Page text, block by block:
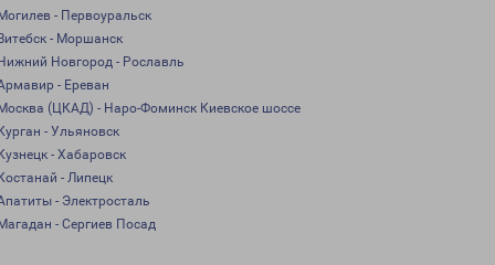
- Первоуральск
- Моршанск
Новгород - Рославль
- Ереван
(ЦКАД) - Наро-Фоминск Киевское шоссе
- Ульяновск
- Хабаровск
- Липецк
- Электросталь
- Сергиев Посад